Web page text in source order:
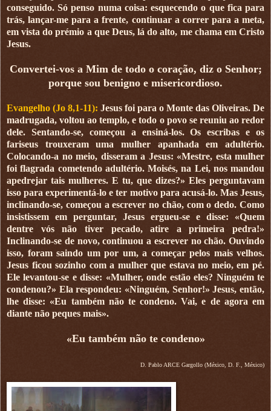
conseguido. Só penso numa coisa: esquecendo o que fica para
trás, lançar-me para a frente, continuar a correr para a meta,
em vista do prémio a que Deus, lá do alto, me chama em Cristo
Jesus.
Convertei-vos a Mim de todo o coração, diz o Senhor;
porque sou benigno e misericordioso.
Evangelho (Jo 8,1-11): Jesus foi para o Monte das Oliveiras. De
madrugada, voltou ao templo, e todo o povo se reuniu ao redor
dele. Sentando-se, começou a ensiná-los. Os escribas e os
fariseus trouxeram uma mulher apanhada em adultério.
Colocando-a no meio, disseram a Jesus: «Mestre, esta mulher
foi flagrada cometendo adultério. Moisés, na Lei, nos mandou
apedrejar tais mulheres. E tu, que dizes?» Eles perguntavam
isso para experimentá-lo e ter motivo para acusá-lo. Mas Jesus,
inclinando-se, começou a escrever no chão, com o dedo. Como
insistissem em perguntar, Jesus ergueu-se e disse: «Quem
dentre vós não tiver pecado, atire a primeira pedra!»
Inclinando-se de novo, continuou a escrever no chão. Ouvindo
isso, foram saindo um por um, a começar pelos mais velhos.
Jesus ficou sozinho com a mulher que estava no meio, em pé.
Ele levantou-se e disse: «Mulher, onde estão eles? Ninguém te
condenou?» Ela respondeu: «Ninguém, Senhor!» Jesus, então,
lhe disse: «Eu também não te condeno. Vai, e de agora em
diante não peques mais».
«Eu também não te condeno»
D. Pablo ARCE Gargollo (México, D. F., México)